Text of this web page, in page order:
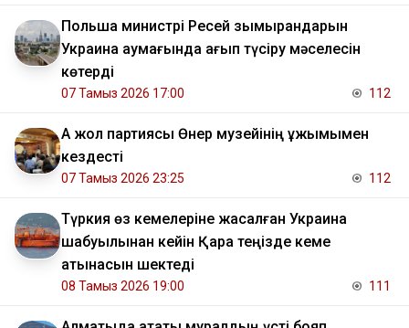
Польша министрі Ресей зымырандарын
Украина аумағында қағып түсіру мәселесін
көтерді
07 Тамыз 2026 17:00 112
Ақ жол партиясы Өнер музейінің ұжымымен
кездесті
07 Тамыз 2026 23:25 112
Түркия өз кемелеріне жасалған Украина
шабуылынан кейін Қара теңізде кеме
қатынасын шектеді
08 Тамыз 2026 19:00 111